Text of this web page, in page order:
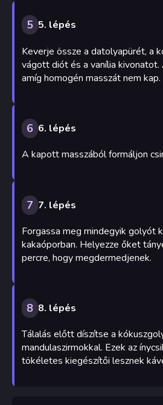
5 5. lépés
Keverje össze a datolyapürét, a
vágott diót és a vanília
amíg homogén masszát nem kap.
6 6. lépés
A kapott masszából formáljon
7 7. lépés
Forgassa meg mindegyik golyót
kakaóporban. Helyezze őket
percre, hogy megdermedjenek.
8 8. lépés
Tálalás előtt díszítse a
mandulaszirmokkal. Ezek az
tökéletes kiegészítői lesznek